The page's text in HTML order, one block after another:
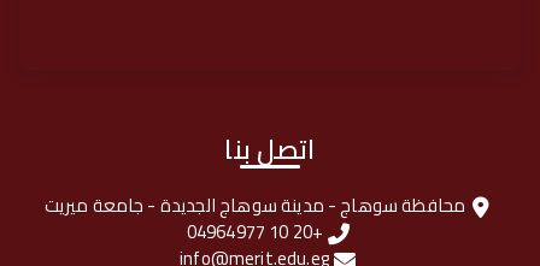
اتصل بنا
محافظة سوهاج - مدينة سوهاج الجديدة - جامعة ميريت
+20 10 04964977
info@merit.edu.eg